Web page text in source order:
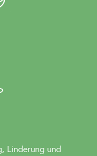
Linderung und